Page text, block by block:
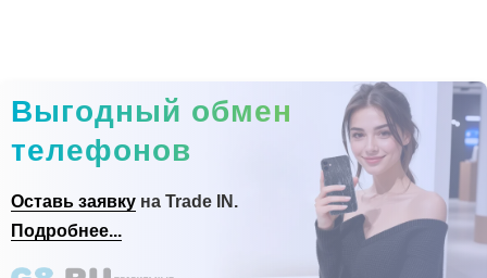
Выгодный обмен
телефонов
Оставь заявку на Trade IN.
Подробнее...